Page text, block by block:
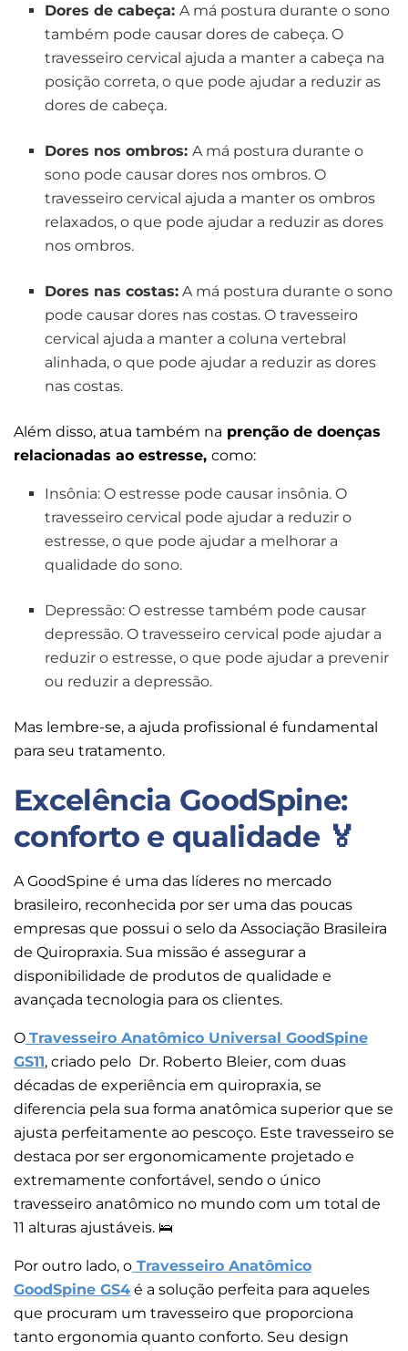
Dores de cabeça:A má postura durante o sono
também pode causar dores de cabeça. O
travesseiro cervical ajuda a manter a cabeça na
posição correta, o que pode ajudar a reduzir as
dores de cabeça.
Dores nos ombros:A má postura durante o
sono pode causar dores nos ombros. O
travesseiro cervical ajuda a manter os ombros
relaxados, o que pode ajudar a reduzir as dores
nos ombros.
Dores nas costas: A má postura durante o sono
pode causar dores nas costas. O travesseiro
cervical ajuda a manter a coluna vertebral
alinhada, o que pode ajudar a reduzir as dores
nas costas.
Além disso, atua também na prenção de doenças
relacionadas ao estresse, como:
Insônia: O estresse pode causar insônia. O
travesseiro cervical pode ajudar a reduzir o
estresse, o que pode ajudar a melhorar a
qualidade do sono.
Depressão: O estresse também pode causar
depressão. O travesseiro cervical pode ajudar a
reduzir o estresse, o que pode ajudar a prevenir
ou reduzir a depressão.
Mas lembre-se, a ajuda profissional é fundamental
para seu tratamento.
Excelência GoodSpine:
conforto e qualidade 🏅
A GoodSpine é uma das líderes no mercado
brasileiro, reconhecida por ser uma das poucas
empresas que possui o selo da Associação Brasileira
de Quiropraxia. Sua missão é assegurar a
disponibilidade de produtos de qualidade e
avançada tecnologia para os clientes.
O Travesseiro Anatômico Universal GoodSpine
GS11, criado pelo Dr. Roberto Bleier, com duas
décadas de experiência em quiropraxia, se
diferencia pela sua forma anatômica superior que se
ajusta perfeitamente ao pescoço. Este travesseiro se
destaca por ser ergonomicamente projetado e
extremamente confortável, sendo o único
travesseiro anatômico no mundo com um total de
11 alturas ajustáveis. 🛌
Por outro lado, o Travesseiro Anatômico
GoodSpine GS4 é a solução perfeita para aqueles
que procuram um travesseiro que proporciona
tanto ergonomia quanto conforto. Seu design